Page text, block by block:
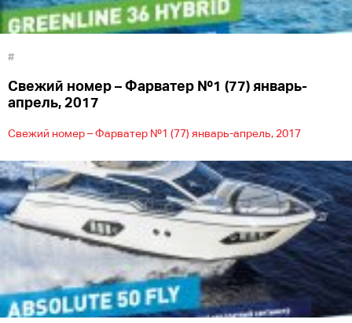
#
Свежий номер – Фарватер №1 (77) январь-
апрель, 2017
Свежий номер – Фарватер №1 (77) январь-апрель, 2017